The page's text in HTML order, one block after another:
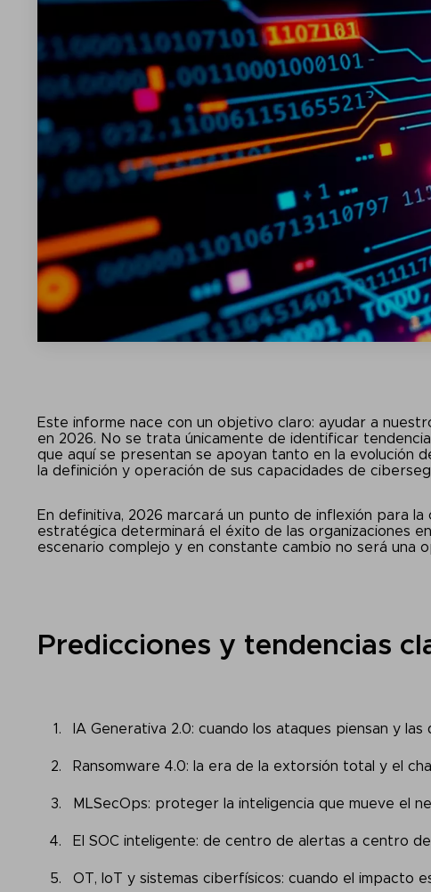
Este informe nace con un objetivo claro: ayudar a
en 2026. No se trata únicamente de identificar
que aquí se presentan se apoyan tanto en la evolución
la definición y operación de sus capacidades de
En definitiva, 2026 marcará un punto de inflexión para
estratégica determinará el éxito de las organizaciones
escenario complejo y en constante cambio no será una
Predicciones y tendencias
IA Generativa 2.0: cuando los ataques piensan y
Ransomware 4.0: la era de la extorsión total y el
MLSecOps: proteger la inteligencia que mueve el
El SOC inteligente: de centro de alertas a centro
OT, IoT y sistemas ciberfísicos: cuando el impacto